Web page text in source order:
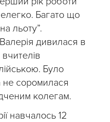
Багато що
льоту”.
дивилася в
Було
не соромилася
колегам.
навчалось 12